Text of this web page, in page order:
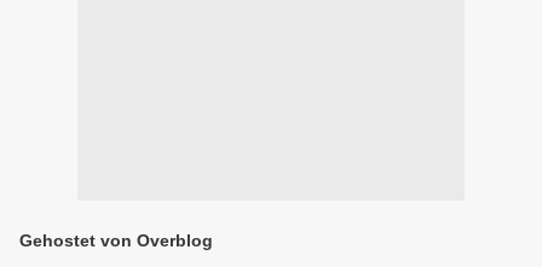
Gehostet von Overblog